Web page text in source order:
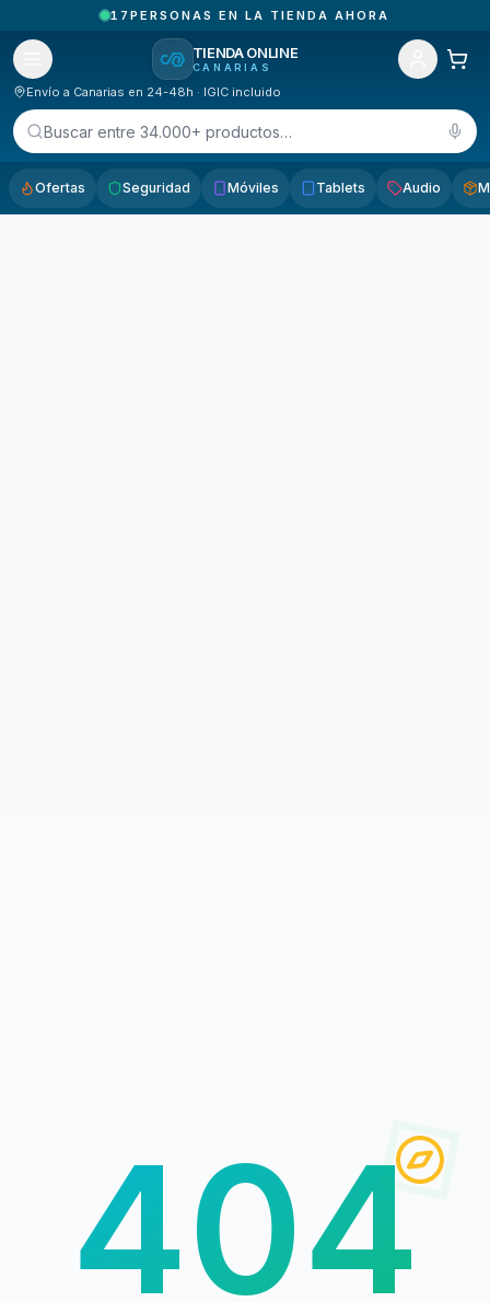
17PERSONAS EN LA TIENDA AHORA
TIENDA ONLINE
CANARIAS
Envío a Canarias en 24-48h · IGIC incluido
Buscar entre 34.000+ productos…
Ofertas Seguridad Móviles Tablets Audio
404